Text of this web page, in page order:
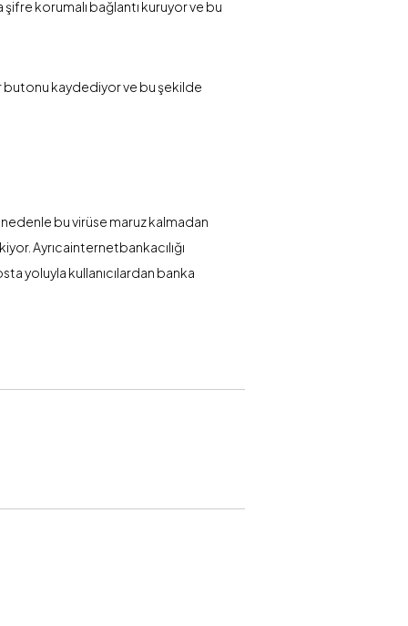
korumalı bağlantı kuruyor ve bu
butonu kaydediyor ve bu şekilde
bu virüse maruz kalmadan
Ayrıcainternetbankacılığı
yoluyla kullanıcılardan banka